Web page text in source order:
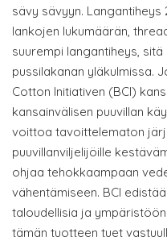
sävy sävyyn.
lankojen lukumäärän,
suurempi langantiheys,
pussilakanan yläkulmissa.
Cotton Initiativen (BCI)
kansainvälisen puuvillan
voittoa tavoittelematon
puuvillanviljelijöille
ohjaa tehokkaampaan
vähentämiseen. BCI
taloudellisia ja
tämän tuotteen tuet